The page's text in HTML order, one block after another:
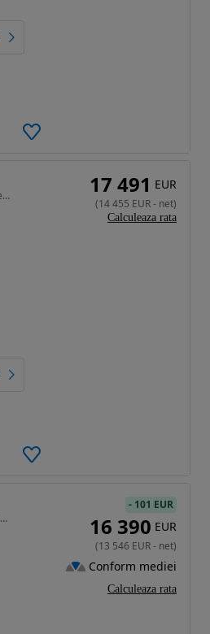
2488 cm3 • 225 CP • Automata - Posibilitate Buy Back / Rate Avans 0% / Garantie 36 Luni 17 491 EUR
(14 455 EUR- net)
Calculeaza rata
1496 cm3 • 150 CP • GARANTIE 2 ANI, LED, Camera, Pachet iarna, Clima
- 101 EUR
16 390 EUR
(13 546 EUR- net)
Conform mediei
Calculeaza rata